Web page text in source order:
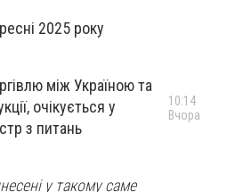
2025 року
між Україною та
очікується у
з питань
у такому саме
10:14
Вчора